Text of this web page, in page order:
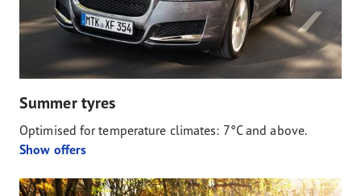
Summer tyres
Optimised for temperature climates: 7°C and above.
Show offers